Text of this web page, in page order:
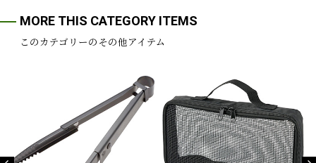
MORE THIS CATEGORY ITEMS
このカテゴリーのその他アイテム